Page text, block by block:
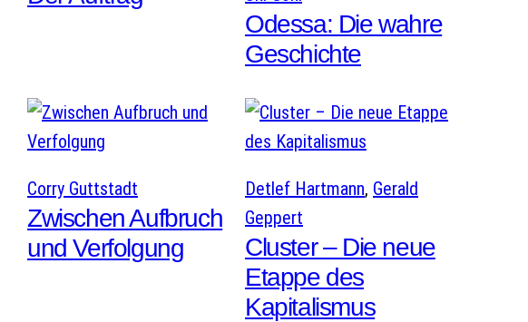
Odessa: Die wahre
Geschichte
Corry Guttstadt
Zwischen Aufbruch
und Verfolgung
Detlef Hartmann, Gerald
Geppert
Cluster – Die neue
Etappe des
Kapitalismus